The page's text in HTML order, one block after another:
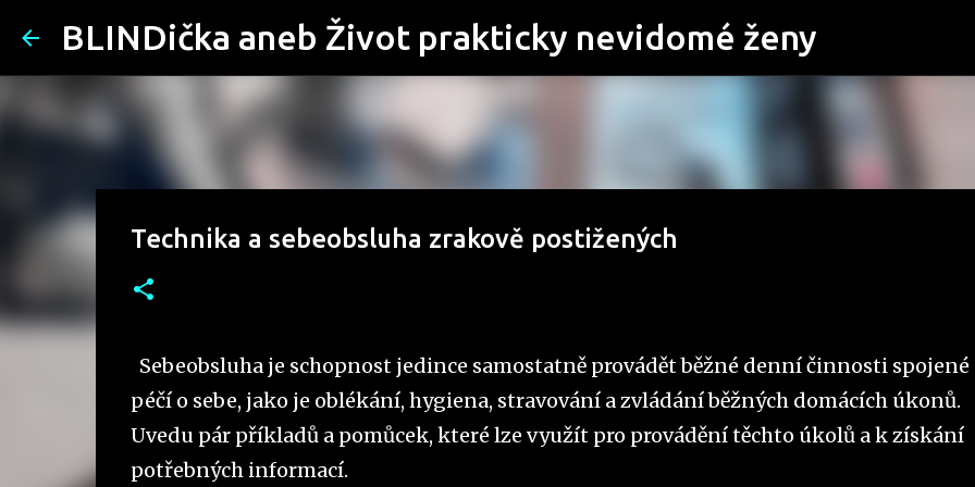
Přeskočit na hlavní obsah
BLINDička aneb Život prakticky nevidomé ženy
Technika a sebeobsluha zrakově postižených
Sebeobsluha je schopnost jedince samostatně provádět běžné denní činnosti spojené
péčí o sebe, jako je oblékání, hygiena, stravování a zvládání běžných domácích úkonů.
Uvedu pár příkladů a pomůcek, které lze využít pro provádění těchto úkolů a k získání
potřebných informací.